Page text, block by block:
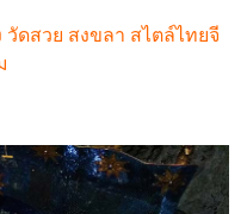
วัดสวย สงขลา สไตล์ไทยจี